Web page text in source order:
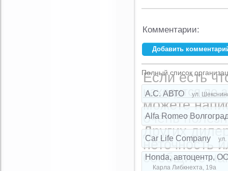
Комментарии:
Ваше имя:
E-mail:
Комментарий:
Добавить
Полный список
A.C. АВТО ул.
Alfa Romeo
Car Life Company ул.
Honda, автоцентр,
Карла Либкнехта, 19а
Если есть
находится по
можете
очень
Других
неточность
сообщите